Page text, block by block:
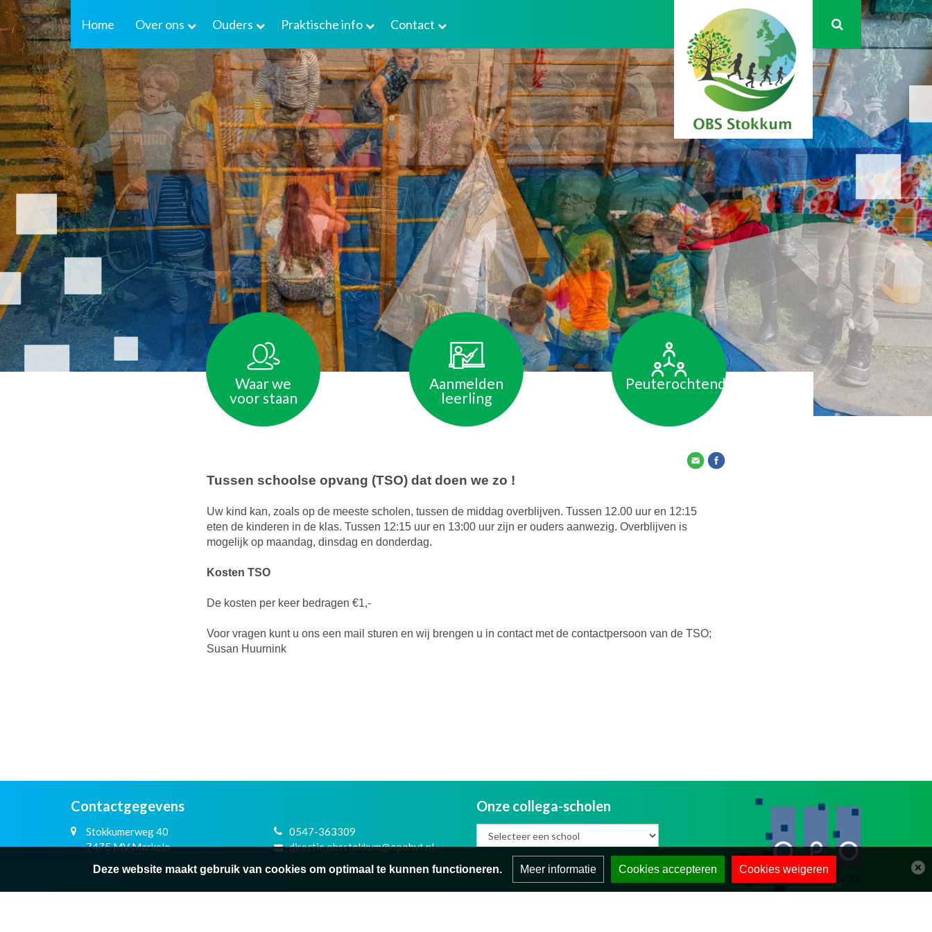
Home Over ons Ouders Praktische info Contact
Waar we
voor staan
Aanmelden
leerling
Peuterochtend
Tussen schoolse opvang (TSO) dat doen we zo !
Uw kind kan, zoals op de meeste scholen, tussen de middag overblijven. Tussen 12.00 uur en 12:15
eten de kinderen in de klas. Tussen 12:15 uur en 13:00 uur zijn er ouders aanwezig. Overblijven is
mogelijk op maandag, dinsdag en donderdag.
Kosten TSO
De kosten per keer bedragen €1,-
Voor vragen kunt u ons een mail sturen en wij brengen u in contact met de contactpersoon van de TSO;
Susan Huurnink
Contactgegevens
Stokkumerweg 40
7475 MV Markelo
0547-363309
directie.obsstokkum@opohvt.nl
Onze collega-scholen
Deze website maakt gebruik van cookies om optimaal te kunnen functioneren. Meer informatie Cookies accepteren Cookies weigeren